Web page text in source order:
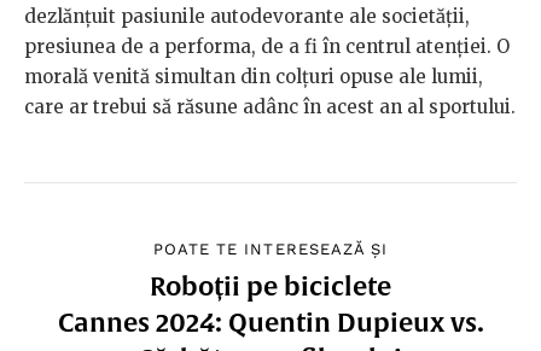
dezlănțuit pasiunile autodevorante ale societății,
presiunea de a performa, de a fi în centrul atenției. O
morală venită simultan din colțuri opuse ale lumii,
care ar trebui să răsune adânc în acest an al sportului.
POATE TE INTERESEAZĂ ȘI
Roboții pe biciclete
Cannes 2024: Quentin Dupieux vs.